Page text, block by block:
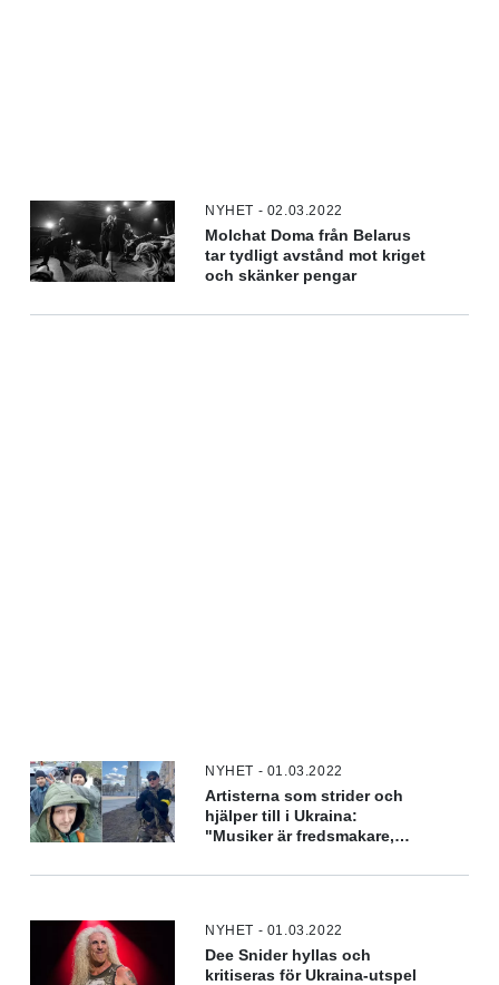
NYHET - 02.03.2022
Molchat Doma från Belarus
tar tydligt avstånd mot kriget
och skänker pengar
NYHET - 01.03.2022
Artisterna som strider och
hjälper till i Ukraina:
"Musiker är fredsmakare,
spela gitarr"
NYHET - 01.03.2022
Dee Snider hyllas och
kritiseras för Ukraina-utspel